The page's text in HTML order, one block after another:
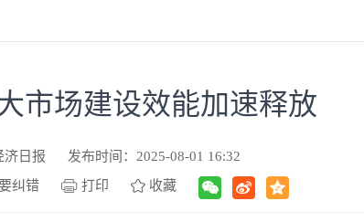
市场建设效能加速释放
济日报
发布时间：2025-08-01 16:32
纠错 打印 收藏